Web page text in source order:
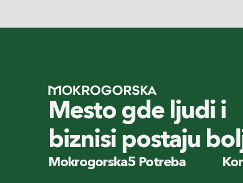
Mesto gde ljudi i
biznisi postaju
Mokrogorska5 Potreba